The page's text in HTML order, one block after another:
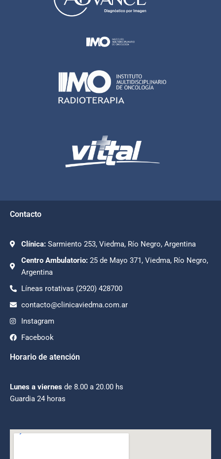
Contacto
Clínica:Sarmiento 253, Viedma, Río Negro, Argentina
Centro Ambulatorio:25 de Mayo 371, Viedma, Río Negro,
Argentina
Líneas rotativas (2920) 428700
contacto@clinicaviedma.com.ar
Instagram
Facebook
Horario de atención
Lunes a viernes de 8.00 a 20.00 hs
Guardia 24 horas